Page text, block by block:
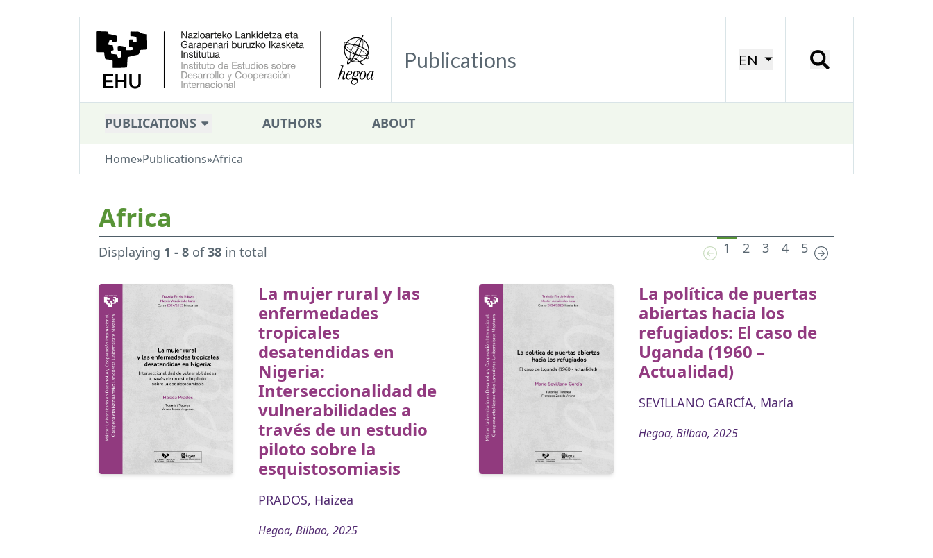
Publications EN
PUBLICATIONS AUTHORS ABOUT
Home»Publications»Africa
Africa
Displaying 1 - 8 of38 in total 1 2 3 4 5
La mujer rural y las
enfermedades
tropicales
desatendidas en
Nigeria:
Interseccionalidad de
vulnerabilidades a
través de un estudio
piloto sobre la
esquistosomiasis
PRADOS, Haizea
Hegoa, Bilbao, 2025
La política de puertas
abiertas hacia los
refugiados: El caso de
Uganda (1960 –
Actualidad)
SEVILLANO GARCÍA, María
Hegoa, Bilbao, 2025